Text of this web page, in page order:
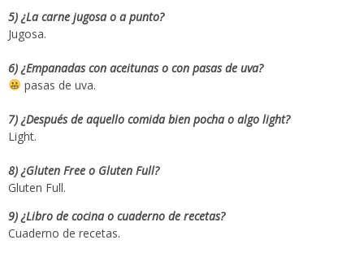
5) ¿La carne jugosa o a punto?
Jugosa.
6) ¿Empanadas con aceitunas o con pasas de uva?
pasas de uva.
7) ¿Después de aquello comida bien pocha o algo light?
Light.
8) ¿Gluten Free o Gluten Full?
Gluten Full.
9) ¿Libro de cocina o cuaderno de recetas?
Cuaderno de recetas.